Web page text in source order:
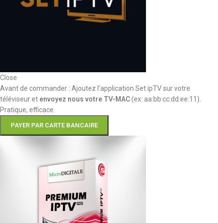
Close
Avant de commander : Ajoutez l’application Set ipTV sur votre
téléviseur et envoyez nous votre TV-MAC(ex: aa:bb:cc:dd:ee:11).
Pratique, efficace.
PAYER PAR CARTE BANCAIRE